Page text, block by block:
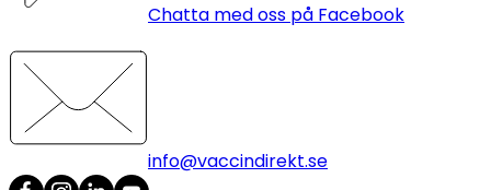
Chatta med oss på Facebook
info@vaccindirekt.se